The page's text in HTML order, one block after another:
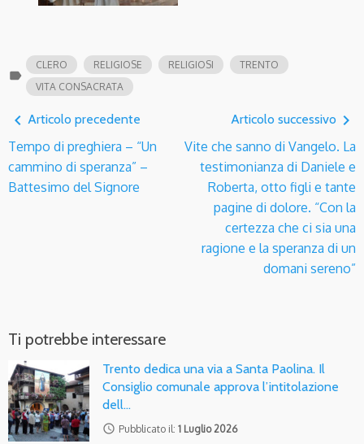
label
CLERO RELIGIOSE RELIGIOSI
TRENTO
VITA CONSACRATA
navigate_before Articolo precedente
Tempo di preghiera – “Un
cammino di speranza” –
Battesimo del Signore
Articolo successivo navigate_next
Vite che sanno di Vangelo. La
testimonianza di Daniele e
Roberta, otto figli e tante
pagine di dolore. “Con la
certezza che ci sia una
ragione e la speranza di un
domani sereno”
Ti potrebbe interessare
Trento dedica una via a Santa Paolina. Il
Consiglio comunale approva l’intitolazione
dell…
access_time Pubblicato il: 1 Luglio 2026